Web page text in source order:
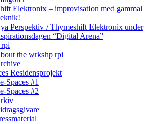
Elektronix – improvisation med gammal
Perspektiv / Thymeshift Elektronix under
“Digital Arena”
the wrkshp rpi
Residensprojekt
Spaces #1
Spaces #2